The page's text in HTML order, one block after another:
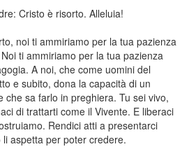
Cristo è risorto. Alleluia!
noi ti ammiriamo per la tua pazienza
ti ammiriamo per la tua pazienza
A noi, che come uomini del
e subito, dona la capacità di un
che sa farlo in preghiera. Tu sei vivo,
di trattarti come il Vivente. E liberaci
Rendici atti a presentarci
aspetta per poter credere.